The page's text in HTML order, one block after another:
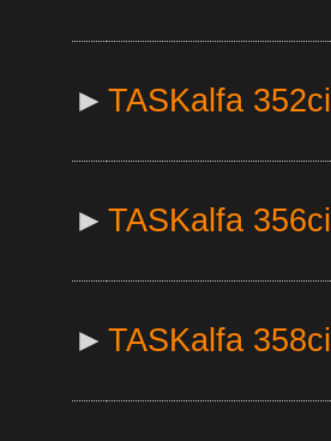
► TASKalfa 352ci
► TASKalfa 356ci
► TASKalfa 358ci